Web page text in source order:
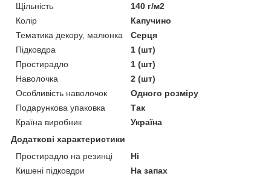
Щільність
140 г/м2
Колір
Капучино
Тематика декору, малюнка
Серця
Підковдра
1 (шт)
Простирадло
1 (шт)
Наволочка
2 (шт)
Особливість наволочок
Одного розміру
Подарункова упаковка
Так
Країна виробник
Україна
Додаткові характеристики
Простирадло на резинці
Ні
Кишені підковдри
На запах